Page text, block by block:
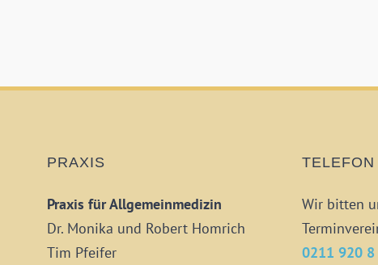
PRAXIS
Praxis für Allgemeinmedizin
Dr. Monika und Robert Homrich
Tim Pfeifer
TELEFON
Wir bitten
0211 920